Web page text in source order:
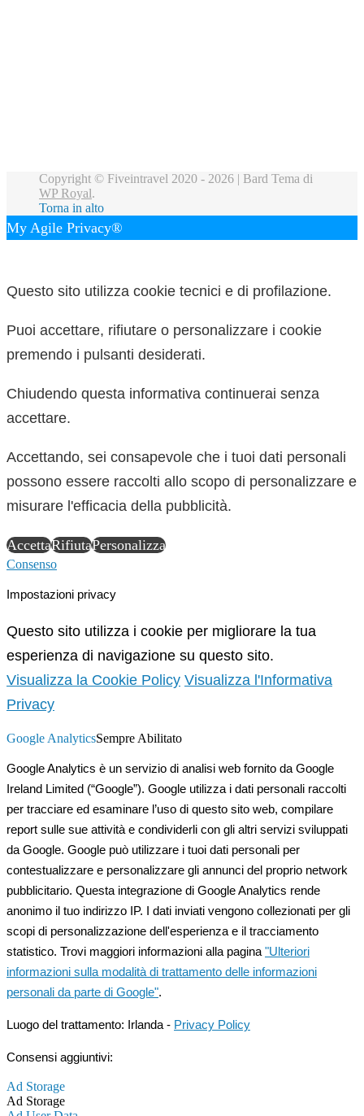
Copyright © Fiveintravel 2020 - 2026 | Bard Tema di
WP Royal.
Torna in alto
My Agile Privacy®
Questo sito utilizza cookie tecnici e di profilazione.
Puoi accettare, rifiutare o personalizzare i cookie
premendo i pulsanti desiderati.
Chiudendo questa informativa continuerai senza
accettare.
Accettando, sei consapevole che i tuoi dati personali
possono essere raccolti allo scopo di personalizzare e
misurare l'efficacia della pubblicità.
AccettaRifiutaPersonalizza
Consenso
Impostazioni privacy
Questo sito utilizza i cookie per migliorare la tua
esperienza di navigazione su questo sito.
Visualizza la Cookie Policy Visualizza l'Informativa
Privacy
Google AnalyticsSempre Abilitato
Google Analytics è un servizio di analisi web fornito da Google
Ireland Limited (“Google”). Google utilizza i dati personali raccolti
per tracciare ed esaminare l’uso di questo sito web, compilare
report sulle sue attività e condividerli con gli altri servizi sviluppati
da Google. Google può utilizzare i tuoi dati personali per
contestualizzare e personalizzare gli annunci del proprio network
pubblicitario. Questa integrazione di Google Analytics rende
anonimo il tuo indirizzo IP. I dati inviati vengono collezionati per gli
scopi di personalizzazione dell'esperienza e il tracciamento
statistico. Trovi maggiori informazioni alla pagina"Ulteriori
informazioni sulla modalità di trattamento delle informazioni
personali da parte di Google".
Luogo del trattamento: Irlanda - Privacy Policy
Consensi aggiuntivi:
Ad Storage
Ad Storage